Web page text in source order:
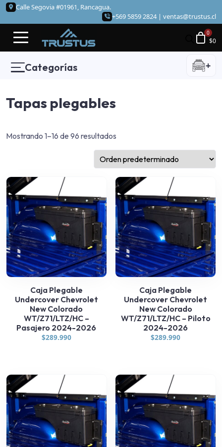
Calle Segovia #01961, Rancagua.
+569 5859 2824 | ventas@trustus.cl
$0
Categorías +
Tapas plegables
Mostrando 1–16 de 96 resultados
Caja Plegable
Undercover Chevrolet
New Colorado
WT/Z71/LTZ/HC –
Pasajero 2024-2026
$289.990
Caja Plegable
Undercover Chevrolet
New Colorado
WT/Z71/LTZ/HC – Piloto
2024-2026
$289.990